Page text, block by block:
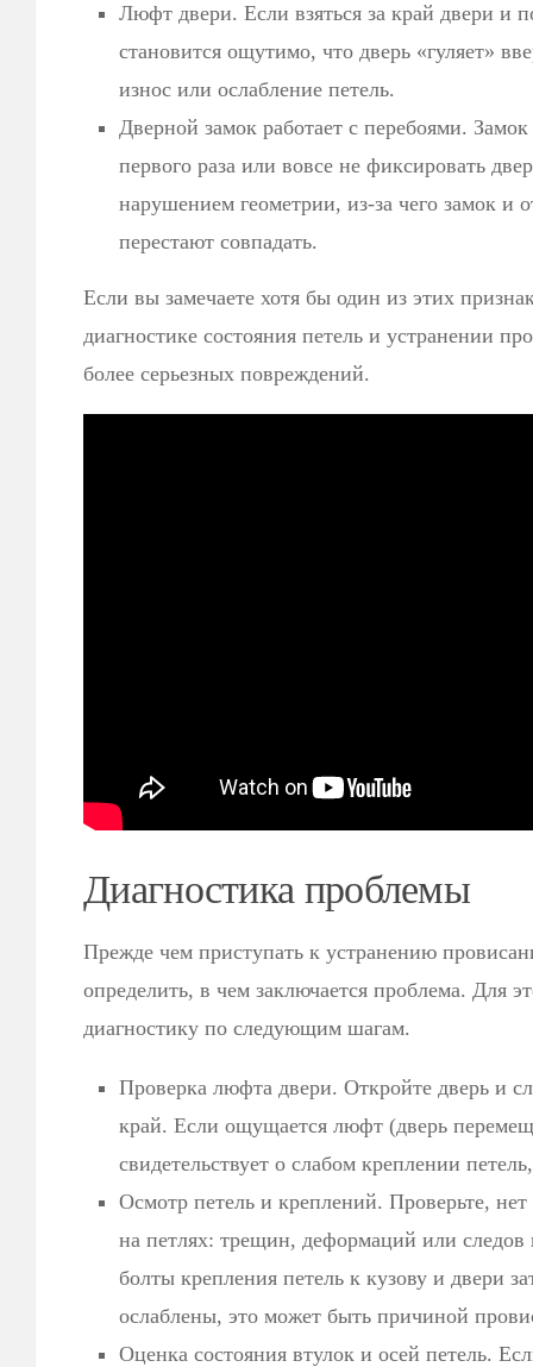
Люфт двери. Если взяться за край двери и
становится ощутимо, что дверь «гуляет»
износ или ослабление петель.
Дверной замок работает с перебоями.
первого раза или вовсе не фиксировать
нарушением геометрии, из-за чего замок и
перестают совпадать.
Если вы замечаете хотя бы один из этих
диагностике состояния петель и устранении
более серьезных повреждений.
Диагностика проблемы
Прежде чем приступать к устранению
определить, в чем заключается проблема. Для
диагностику по следующим шагам.
Проверка люфта двери. Откройте дверь и
край. Если ощущается люфт (дверь
свидетельствует о слабом креплении
Осмотр петель и креплений. Проверьте,
на петлях: трещин, деформаций или следов
болты крепления петель к кузову и двери
ослаблены, это может быть причиной
Оценка состояния втулок и осей петель.